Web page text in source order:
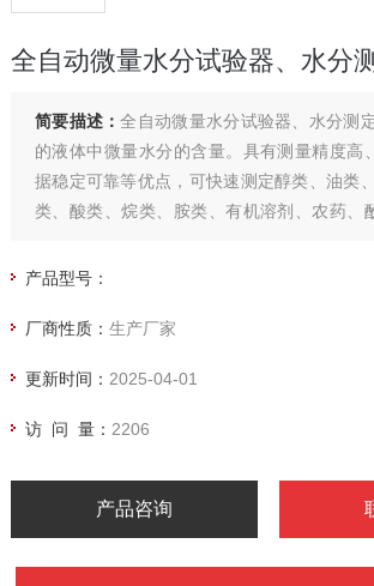
全自动微量水分试验器、水分
简要描述：全自动微量水分试验器、水分测
的液体中微量水分的含量。具有测量精度高
据稳定可靠等优点，可快速测定醇类、油类
类、酸类、烷类、胺类、有机溶剂、农药、
产品型号：
厂商性质： 生产厂家
更新时间： 2025-04-01
访 问 量： 2206
产品咨询